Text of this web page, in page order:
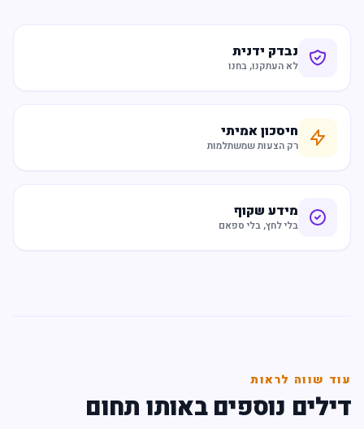
נבדק ידנית
לא העתקנו, בחנו
חיסכון אמיתי
רק הצעות שמשתלמות
מידע שקוף
בלי לחץ, בלי ספאם
עוד שווה לראות
דילים נוספים באותו תחום